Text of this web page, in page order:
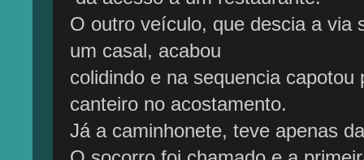
O outro veículo, que descia a via
um casal, acabou
colidindo e na sequencia capotou
canteiro no acostamento.
Já a caminhonete, teve apenas